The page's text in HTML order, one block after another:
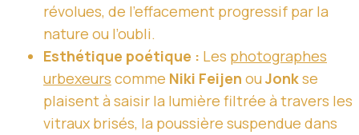
révolues, de l’effacement progressif par la
nature ou l’oubli.
Esthétique poétique : Les photographes
urbexeurs comme Niki Feijen ouJonkse
plaisent à saisir la lumière filtrée à travers les
vitraux brisés, la poussière suspendue dans